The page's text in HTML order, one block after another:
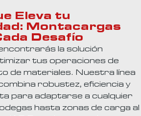
Eleva tu
Montacargas
Desafío
la solución
tus operaciones de
de materiales. Nuestra línea
robustez, eficiencia y
para adaptarse a cualquier
hasta zonas de carga al